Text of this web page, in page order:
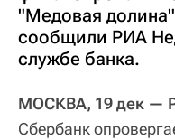
"Медовая
сообщили РИА
службе банка.
МОСКВА, 19 дек —
Сбербанк